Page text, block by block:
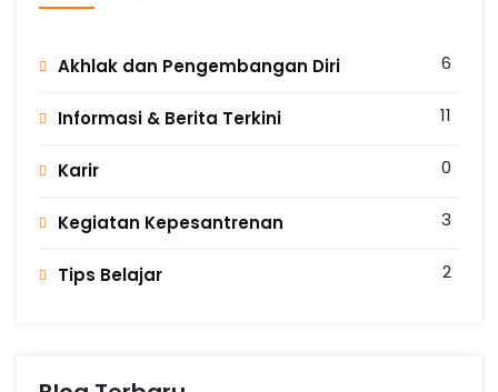
Akhlak dan Pengembangan Diri 6
Informasi & Berita Terkini 11
Karir 0
Kegiatan Kepesantrenan 3
Tips Belajar 2